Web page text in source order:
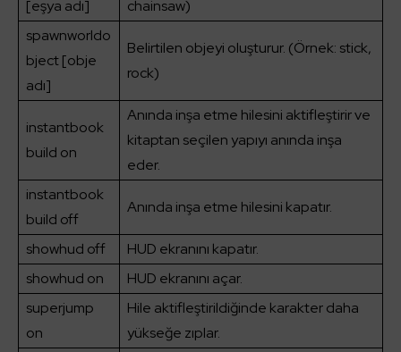
[eşya adı]
chainsaw)
spawnworldo
bject [obje
adı]
Belirtilen objeyi oluşturur. (Örnek: stick,
rock)
instantbook
build on
Anında inşa etme hilesini aktifleştirir ve
kitaptan seçilen yapıyı anında inşa
eder.
instantbook
build off
Anında inşa etme hilesini kapatır.
showhud off
HUD ekranını kapatır.
showhud on
HUD ekranını açar.
superjump
on
Hile aktifleştirildiğinde karakter daha
yükseğe zıplar.